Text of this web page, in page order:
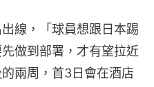
線，「球員想跟日本踢
做到部署，才有望拉近
兩周，首3日會在酒店